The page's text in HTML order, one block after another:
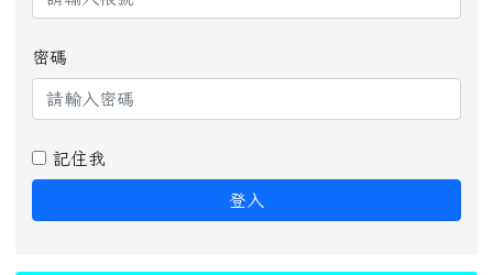
密碼
記住我
登入